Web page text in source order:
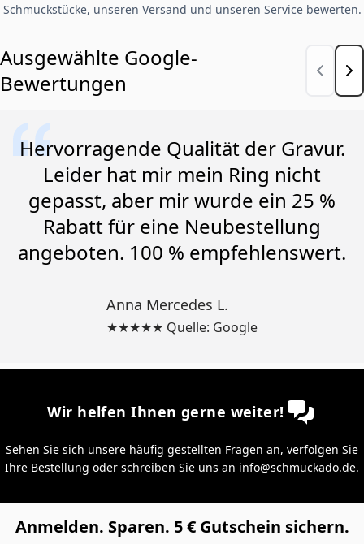
Schmuckstücke, unseren Versand und unseren Service bewerten.
Ausgewählte Google-
Bewertungen
Hervorragende Qualität der Gravur.
Leider hat mir mein Ring nicht
gepasst, aber mir wurde ein 25 %
Rabatt für eine Neubestellung
angeboten. 100 % empfehlenswert.
Anna Mercedes L.
★★★★★ Quelle: Google
Wir helfen Ihnen gerne weiter!
Sehen Sie sich unsere häufig gestellten Fragen an, verfolgen Sie
Ihre Bestellung oder schreiben Sie uns an info@schmuckado.de.
Anmelden. Sparen. 5 € Gutschein sichern.